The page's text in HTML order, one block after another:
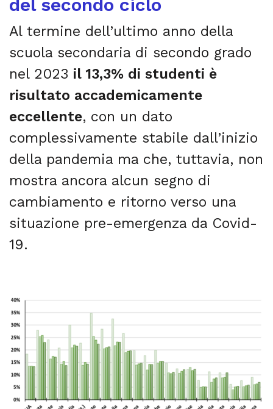
del secondo ciclo
Al termine dell’ultimo anno della
scuola secondaria di secondo grado
nel 2023 il 13,3% di studenti è
risultato accademicamente
eccellente, con un dato
complessivamente stabile dall’inizio
della pandemia ma che, tuttavia, non
mostra ancora alcun segno di
cambiamento e ritorno verso una
situazione pre-emergenza da Covid-
19.